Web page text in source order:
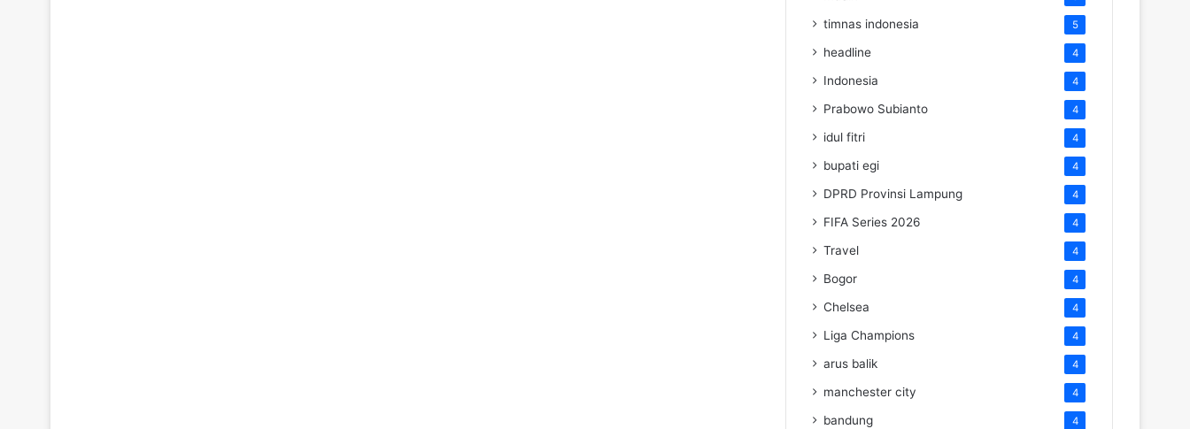
timnas indonesia 5
headline 4
Indonesia 4
Prabowo Subianto 4
idul fitri 4
bupati egi 4
DPRD Provinsi Lampung 4
FIFA Series 2026 4
Travel 4
Bogor 4
Chelsea 4
Liga Champions 4
arus balik 4
manchester city 4
bandung 4